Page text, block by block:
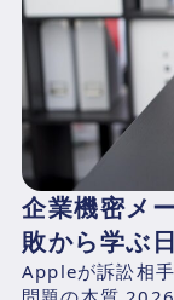
企業機密メ
敗から学ぶ
Appleが訴訟相